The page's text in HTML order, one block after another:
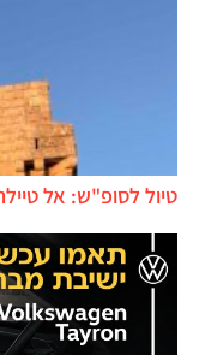
טיול לסופ"ש: אל